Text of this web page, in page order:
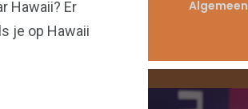
Hawaii? Er
je op Hawaii
Overheid Algemeen